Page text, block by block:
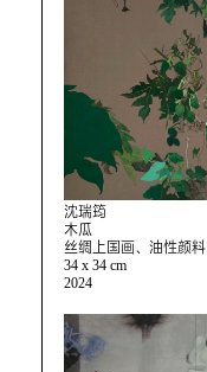
沈瑞筠
木瓜
丝绸上国画、油性颜料
34 x 34 cm
2024